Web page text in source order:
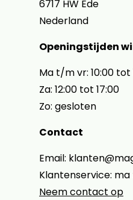
6717 HW Ede
Nederland
Openingstijden
Ma t/m vr: 10:00 tot
Za: 12:00 tot 17:00
Zo: gesloten
Contact
Email:
Klantenservice: ma
Neem contact op